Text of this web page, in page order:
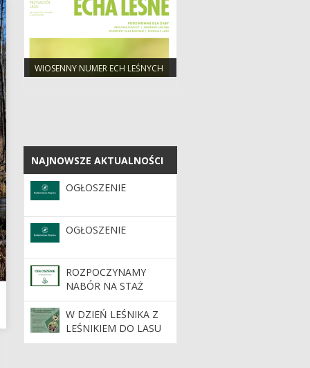
WIOSENNY NUMER ECH LEŚNYCH
NAJNOWSZE AKTUALNOŚCI
NAJNOWSZE AKTUALNOŚCI
OGŁOSZENIE
OGŁOSZENIE
ROZPOCZYNAMY
NABÓR NA STAŻ
W DZIEŃ LEŚNIKA Z
LEŚNIKIEM DO LASU